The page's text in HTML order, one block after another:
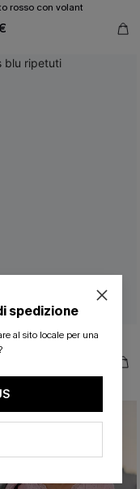
rosso con volant
ripetuti
spedizione
al sito locale per una
ARTICOLI